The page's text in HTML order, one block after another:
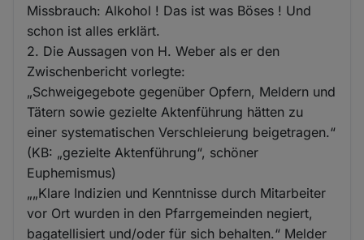
Missbrauch: Alkohol ! Das ist was Böses ! Und
schon ist alles erklärt.
2. Die Aussagen von H. Weber als er den
Zwischenbericht vorlegte:
„Schweigegebote gegenüber Opfern, Meldern und
Tätern sowie gezielte Aktenführung hätten zu
einer systematischen Verschleierung beigetragen.“
(KB: „gezielte Aktenführung“, schöner
Euphemismus)
„„Klare Indizien und Kenntnisse durch Mitarbeiter
vor Ort wurden in den Pfarrgemeinden negiert,
bagatellisiert und/oder für sich behalten.“ Melder